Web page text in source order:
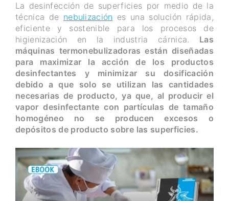
La desinfección de superficies por medio de la
técnica de nebulización es una solución rápida,
eficiente y sostenible para los procesos de
higienización en la industria cárnica. Las
máquinas termonebulizadoras están diseñadas
para maximizar la acción de los productos
desinfectantes y minimizar su dosificación
debido a que solo se utilizan las cantidades
necesarias de producto, ya que, al producir el
vapor desinfectante con partículas de tamaño
homogéneo no se producen excesos o
depósitos de producto sobre las superficies.